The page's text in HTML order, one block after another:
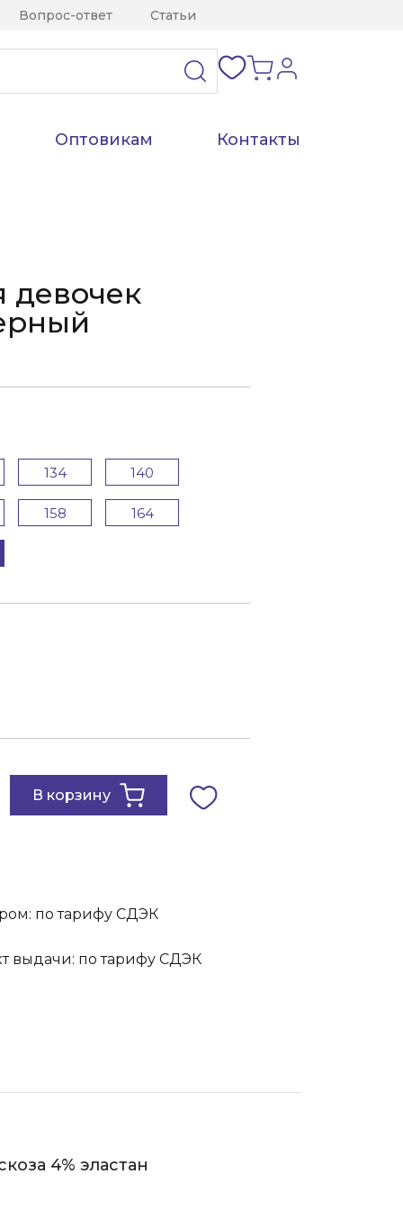
Вопрос-ответ Статьи
Оптовикам Контакты
девочек
134 140
158 164
по тарифу СДЭК
выдачи: по тарифу СДЭК
4% эластан